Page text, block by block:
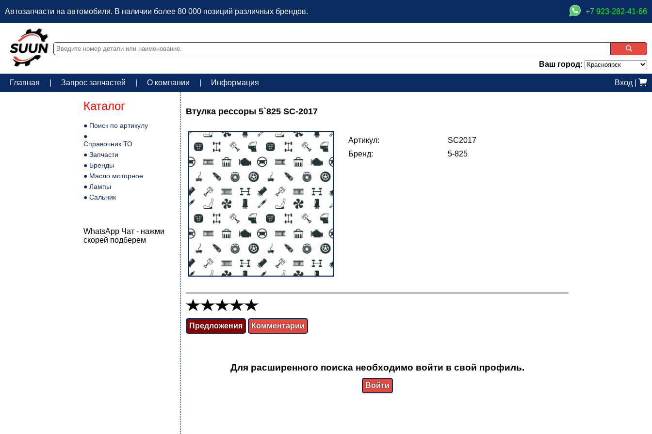
Автозапчасти на автомобили. В наличии более 80 000 позиций различных брендов. +7 923-282-41-66
Ваш город:
Вход
Главная Запрос запчастей О компании Информация
Каталог
● Поиск по артикулу
●
Справочник ТО
● Запчасти
● Бренды
● Масло моторное
● Лампы
● Сальник
WhatsApp Чат - нажми
скорей подберем
Втулка рессоры 5`825 SC-2017
Артикул:
SC2017
Бренд:
5-825
Предложения Комментарии
Для расширенного поиска необходимо войти в свой профиль.
Войти